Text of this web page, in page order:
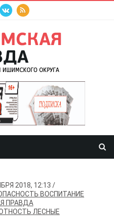
2018, 12:13
ВОСПИТАНИЕ
ПРАВДА
ЛЕСНЫЕ